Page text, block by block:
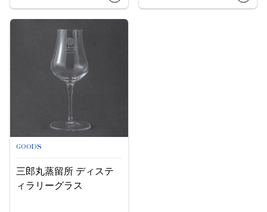
GOODS
三郎丸蒸留所 ディステ
ィラリーグラス